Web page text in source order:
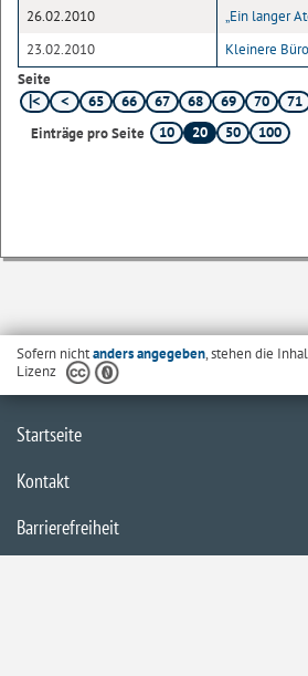
26.02.2010
„Ein langer
23.02.2010
Kleinere
Seite
65
66 67 68 69 70 71
Einträge pro Seite
10 20 50 100
Sofern nichtanders angegeben, stehen die
Lizenz
Startseite
Kontakt
Barrierefreiheit